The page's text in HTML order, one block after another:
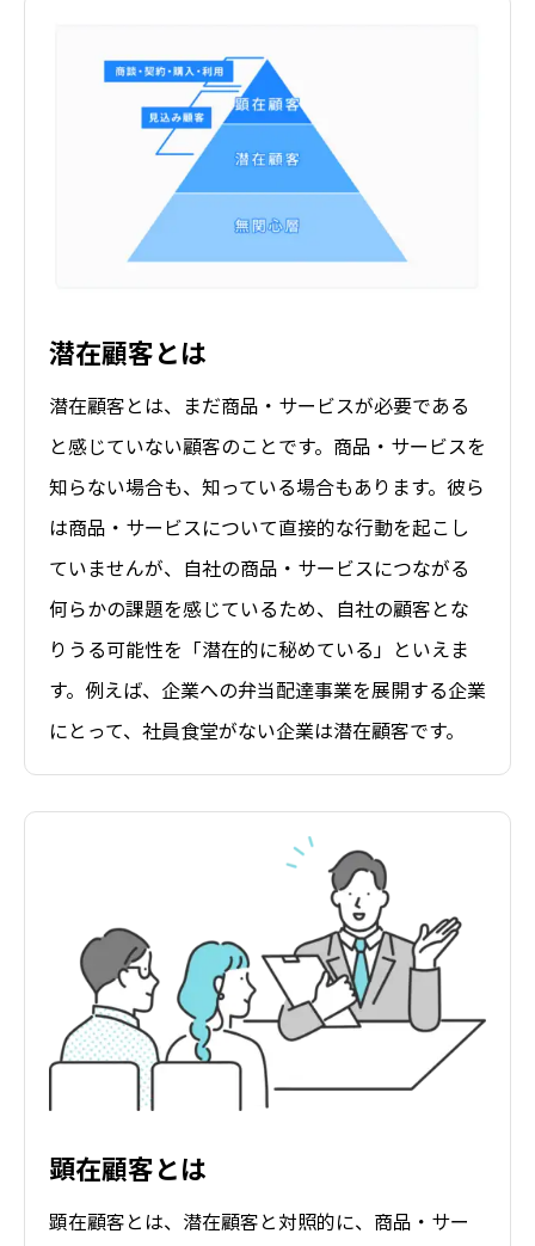
潜在顧客とは
潜在顧客とは、まだ商品・サービスが必要である
と感じていない顧客のことです。商品・サービスを
知らない場合も、知っている場合もあります。彼ら
は商品・サービスについて直接的な行動を起こし
ていませんが、自社の商品・サービスにつながる
何らかの課題を感じているため、自社の顧客とな
りうる可能性を「潜在的に秘めている」といえま
す。例えば、企業への弁当配達事業を展開する企業
にとって、社員食堂がない企業は潜在顧客です。
顕在顧客とは
顕在顧客とは、潜在顧客と対照的に、商品・サー